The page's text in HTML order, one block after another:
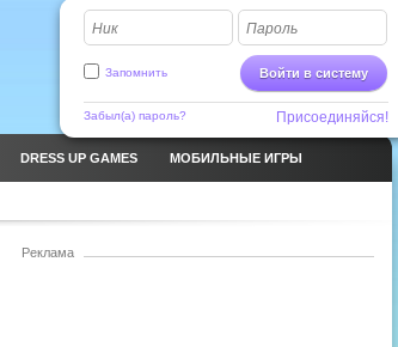
Ник Пароль
Войти в систему
Запомнить
Забыл(а) пароль? Присоединяйся!
DRESS UP GAMES МОБИЛЬНЫЕ ИГРЫ
Реклама